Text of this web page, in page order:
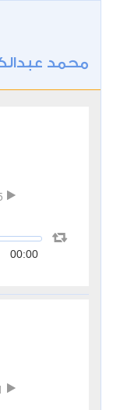
محمد
00:00